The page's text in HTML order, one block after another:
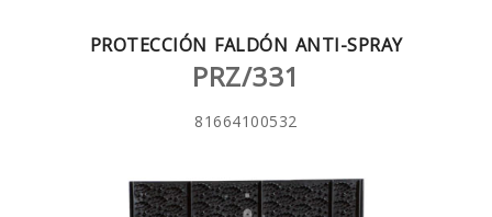
PROTECCIÓN FALDÓN ANTI-SPRAY
PRZ/331
81664100532